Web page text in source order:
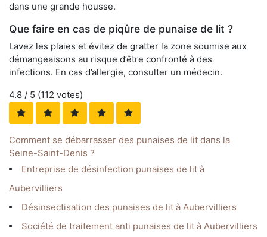
dans une grande housse.
Que faire en cas de piqûre de punaise de lit ?
Lavez les plaies et évitez de gratter la zone soumise aux
démangeaisons au risque d’être confronté à des
infections. En cas d’allergie, consulter un médecin.
4.8 / 5 (112 votes)
Comment se débarrasser des punaises de lit dans la
Seine-Saint-Denis ?
Entreprise de désinfection punaises de lit à
Aubervilliers
Désinsectisation des punaises de lit à Aubervilliers
Société de traitement anti punaises de lit à Aubervilliers